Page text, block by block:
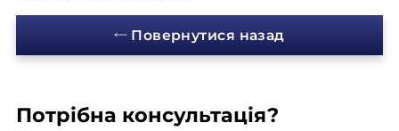
Повернутися назад
Потрібна консультація?